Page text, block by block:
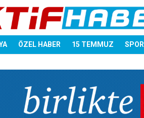
ÖZEL HABER 15 TEMMUZ SPOR